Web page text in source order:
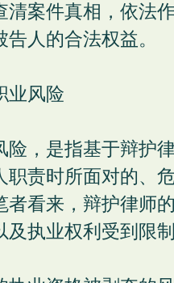
清案件真相，依法
人的合法权益。
业风险
险，是指基于辩护
职责时所面对的、
者看来，辩护律师
及执业权利受到限